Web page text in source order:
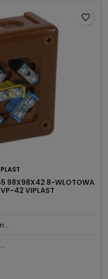
98X98X42 8-WLOTOWA
42 VIPLAST
favorite_border